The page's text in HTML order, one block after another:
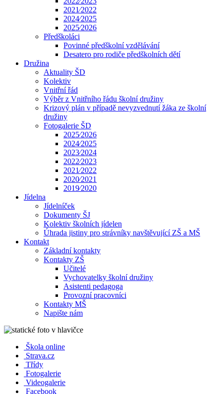
2021⁄2022
2024⁄2025
2025⁄2026
Předškoláci
Povinné předškolní vzdělávání
Desatero pro rodiče předškolních dětí
Družina
Aktuality ŠD
Kolektiv
Vnitřní řád
Výběr z Vnitřního řádu školní družiny
Krizový plán v případě nevyzvednutí žáka ze školní
družiny
Fotogalerie ŠD
2025⁄2026
2024⁄2025
2023⁄2024
2022⁄2023
2021⁄2022
2020⁄2021
2019⁄2020
Jídelna
Jídelníček
Dokumenty ŠJ
Kolektiv školních jídelen
Úhrada jistiny pro strávníky navštěvující ZŠ a MŠ
Kontakt
Základní kontakty
Kontakty ZŠ
Učitelé
Vychovatelky školní družiny
Asistenti pedagoga
Provozní pracovníci
Kontakty MŠ
Napište nám
Škola online
Strava.cz
Třídy
Fotogalerie
Videogalerie
Facebook